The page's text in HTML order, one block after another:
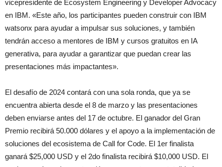
vicepresidente de Ecosystem Engineering y Developer Advocacy
en IBM. «Este año, los participantes pueden construir con IBM
watsonx para ayudar a impulsar sus soluciones, y también
tendrán acceso a mentores de IBM y cursos gratuitos en IA
generativa, para ayudar a garantizar que puedan crear las
presentaciones más impactantes».
El desafío de 2024 contará con una sola ronda, que ya se
encuentra abierta desde el 8 de marzo y las presentaciones
deben enviarse antes del 17 de octubre. El ganador del Gran
Premio recibirá 50.000 dólares y el apoyo a la implementación de
soluciones del ecosistema de Call for Code. El 1er finalista
ganará $25,000 USD y el 2do finalista recibirá $10,000 USD. El